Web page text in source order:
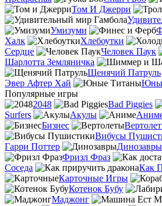
Том И Джерри
Умизуми
Халк
Хлебоутки
Сердце
Человек Паук
Шарлотта Земляничка
Щенячий Патруль
Эвер Афтер Хай
Популярные игры
2048
Bad Piggies
Surfers
Акулы
Бизнес
Вибусы
Гарри Поттер
Динозавры
Фризл Фраз
Соседа
Как
Карточные Игры
Котенок Бубу
Маджонг